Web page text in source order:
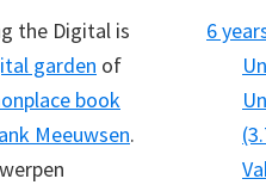
the Digital is
garden of
book
Meeuwsen.
6